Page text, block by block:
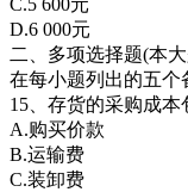
D.6 000元
二、多项选择题(本
在每小题列出的五
15、存货的采购成
A.购买价款
B.运输费
C.装卸费